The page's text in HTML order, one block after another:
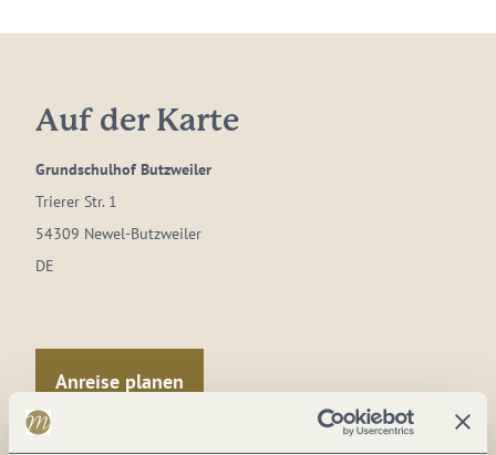
Auf der Karte
Grundschulhof Butzweiler
Trierer Str. 1
54309 Newel-Butzweiler
DE
Anreise planen